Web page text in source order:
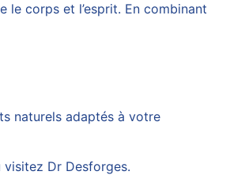
le corps et l’esprit. En combinant
naturels adaptés à votre
visitez Dr Desforges.